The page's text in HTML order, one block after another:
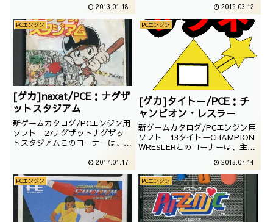
ソフトを紹介していきます。今回
はセガの名作アーケードゲームの
移植版である、NECアベニューの
ファンタジーゾーンです。・＜
PCエンジン本体・02 桃太郎伝説
2013.01.18
シューマーゲームのソフトを紹介
していきます。今回はココナッツ
ジャパンのパチ夫くん十番勝負で
す。PCエンジンのHuカード用ソ
フトです。パチ夫くんシリーズは
どのぐらいある...
2019.03.12
PCエンジン
[ゲカ]naxat/PCE：ナグザ
ットスタジアム
新ゲームカタログ/PCエンジン用
ソフト 27ナグザットナグザッ
トスタジアムこのコーナーは、主
を紹介していきます。今回は
naxat softのNAXAT STADIUM
です。PCエンジンのHuカード用
ソフトです。当時はどのメーカー
も野球ゲームを出していたんで
す...
2017.01.17
PCエンジン
[ゲカ]タイトー/PCE：チ
ャンピオン・レスラー
新ゲームカタログ/PCエンジン用
ソフト 13タイトーCHAMPION
WRESLERこのコーナーは、主に
紹介していきます。今回はタイト
ーのチャンピオンレスラーです。
PCエンジンのHuカード用ソフト
です。アーケードの移植らしいで
すが、どんなゲームなのでしょう
か...
2013.07.14
PCエンジン PCエンジン